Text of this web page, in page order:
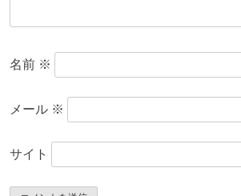
名前 ※
メール ※
サイト